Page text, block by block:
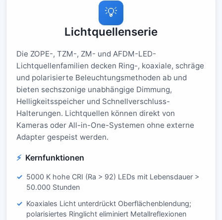
💡
Lichtquellenserie
Die ZOPE-, TZM-, ZM- und AFDM-LED-
Lichtquellenfamilien decken Ring-, koaxiale, schräge
und polarisierte Beleuchtungsmethoden ab und
bieten sechszonige unabhängige Dimmung,
Helligkeitsspeicher und Schnellverschluss-
Halterungen. Lichtquellen können direkt von
Kameras oder All-in-One-Systemen ohne externe
Adapter gespeist werden.
Kernfunktionen
5000 K hohe CRI (Ra > 92) LEDs mit Lebensdauer >
50.000 Stunden
Koaxiales Licht unterdrückt Oberflächenblendung;
polarisiertes Ringlicht eliminiert Metallreflexionen